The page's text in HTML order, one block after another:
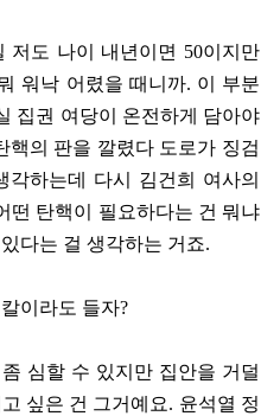
저도 나이 내년이면 50이지만
워낙 어렸을 때니까. 이 부분
집권 여당이 온전하게 담아야
핵의 판을 깔렸다 도로가 징검
하는데 다시 김건희 여사의
떤 탄핵이 필요하다는 건 뭐냐
다는 걸 생각하는 거죠.
이라도 들자?
심할 수 있지만 집안을 거덜
싶은 건 그거예요. 윤석열 정